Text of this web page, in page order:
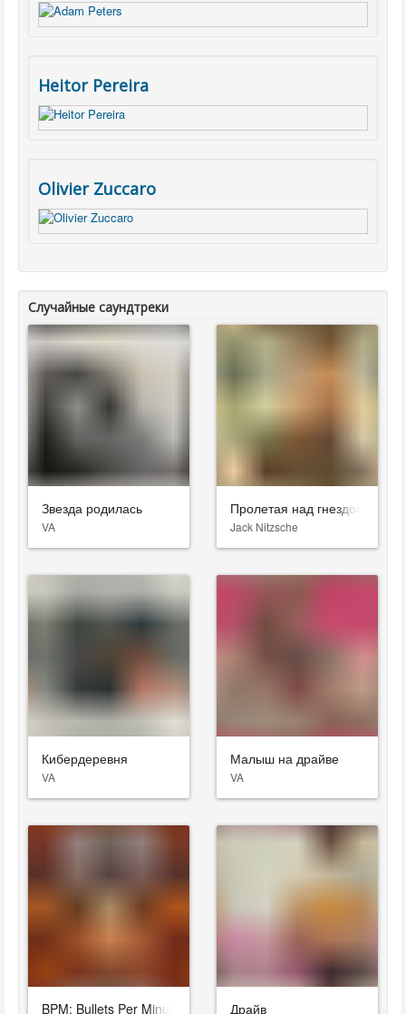
Heitor Pereira
Olivier Zuccaro
Случайные саундтреки
Звезда родилась
VA
Пролетая над гнездом
Jack Nitzsche
Кибердеревня
VA
Малыш на драйве
VA
BPM: Bullets Per Minute Драйв